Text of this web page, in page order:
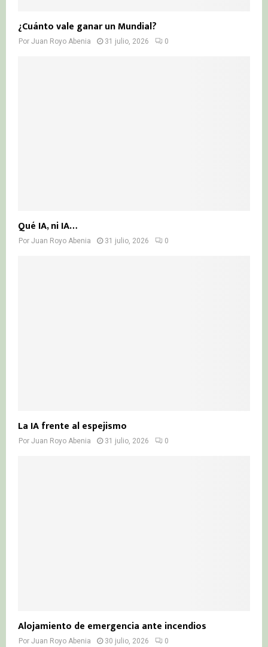
¿Cuánto vale ganar un Mundial?
Por Juan Royo Abenia 31 julio, 2026 0
Qué IA, ni IA…
Por Juan Royo Abenia 31 julio, 2026 0
La IA frente al espejismo
Por Juan Royo Abenia 31 julio, 2026 0
Alojamiento de emergencia ante incendios
Por Juan Royo Abenia 30 julio, 2026 0